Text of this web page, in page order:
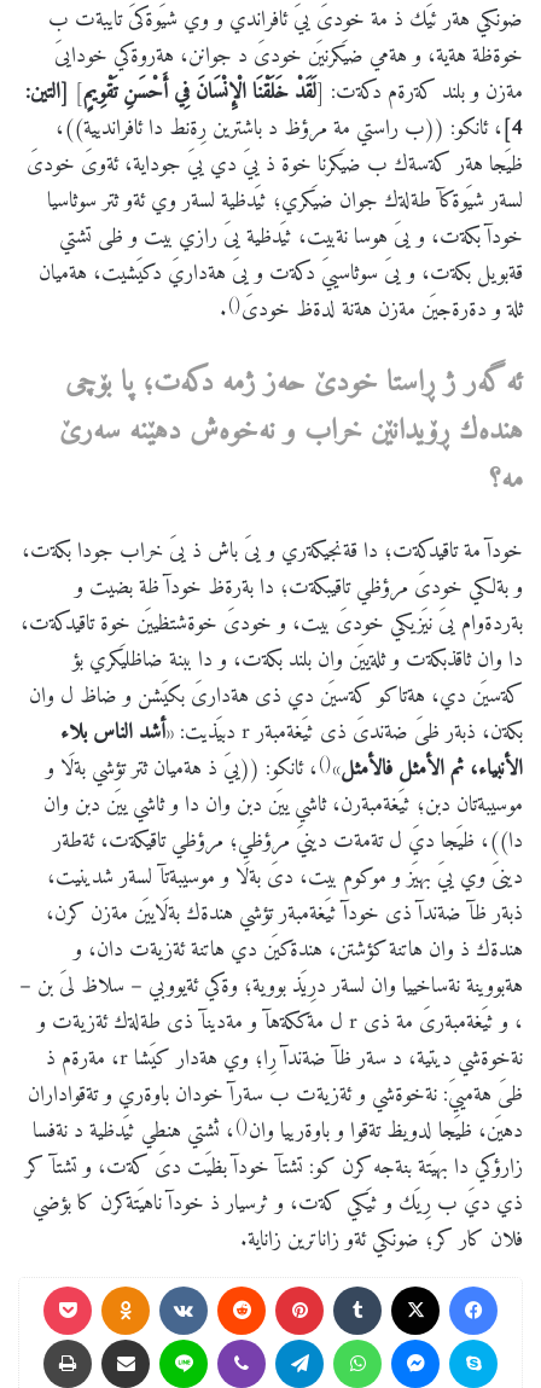
ضونكي هةر ئيَك ذ مة خودىَ ييَ ئافراندي و وي شيَوةكىَ تايبةت ب
خوةظة هةية، و هةمي ضيَكرنيَن خودىَ د جوانن، هةروةكي خودايىَ
مةزن و بلند كةرةم دكةت: [لَقَدْ خَلَقْنَا الْإِنْسَانَ فِي أَحْسَنِ تَقْوِيمٍ] [التين:
4] ، ئانكو: ((ب راستي مة مرؤظ د باشترين رِةنط دا ئافرانديية))،
ظيَجا هةر كةسةك ب ضيَكرنا خوة ذ ييَ دي ييَ جوداية، ئةوىَ خودىَ
لسةر شيَوةكآ طةلةك جوان ضيَكري؛ ثيَدظية لسةر وي ئةو ثتر سوثاسيا
خودآ بكةت، و يىَ هوسا نةبيت، ثيَدظية يىَ رازي بيت و ظى تشتي
قةبويل بكةت، و يىَ سوثاسييَ دكةت و يىَ هةداريَ دكيَشيت، هةميان
ثلة و دةرةجيَن مةزن هةنة لدةظ خودىَ()
.
ئهگهرژڕاستا خودێ حهزژمه دكهت؛ پابۆچی
هندهك ڕۆیدانێنخراب ونهخوهش دهێنه سهرێ
مه؟
خودآ مة تاقيدكةت؛ دا قةنجيكةري و يىَ باش ذ يىَ خراب جودا بكةت،
و بةلكي خودىَ مرؤظي تاقيبكةت؛ دا بةرةظ خودآ ظة بضيت و
بةردةوام يىَ نيَزيكي خودىَ بيت، و خودىَ خوةشتظييَن خوة تاقيدكةت،
دا وان ثاقذبكةت و ثلةييَن وان بلند بكةت، و دا ببنة ضاظليَكري بؤ
كةسيَن دي، هةتاكو كةسيَن دي ذى هةدارىَ بكيَشن و ضاظ ل وان
بكةن، ذبةر ظىَ ضةندىَ ذى ثيَغةمبةر r دبيَذيت: «
أشد الناس بلاء
الأنبياء، ثم الأمثل فالأمثل»
()، ئانكو: ((ييَ ذ هةميان ثتر تؤشي بةلَا و
موسيبةتان دبن؛ ثيَغةمبةرن، ثاشي ييَن دبن وان دا و ثاشي ييَن دبن وان
دا))، ظيَجا ديَ ل تةمةت دينيَ مرؤظي؛ مرؤظي تاقيكةت، ئةطةر
دينىَ وي ييَ بهيَز و موكوم بيت، دىَ بةلَا و موسيبةتآ لسةر شدينيت،
ذبةر ظآ ضةندآ ذى خودآ ثيَغةمبةر تؤشي هندةك بةلَاييَن مةزن كرن،
هندةك ذ وان هاتنة كؤشتن، هندةكيَن دي هاتنة ئةزيةت دان، و
هةبووينة نةساخييا وان لسةر درِيَذ بووية؛ وةكي ئةيووبي – سلاظ لىَ بن –
، و ثيَغةمبةرىَ مة ذى r ل مةككةهآ و مةدينآ ذى طةلةك ئةزيةت و
نةخوةشي ديتية، د سةر ظآ ضةندآ رِا؛ وي هةدار كيَشا r، مةرةم ذ
ظىَ هةمييَ: نةخوةشي و ئةزيةت ب سةرآ خودان باوةري و تةقواداران
دهيَن، ظيَجا لدويظ تةقوا و باوةرييا وان()، ثشتي هنطي ثيَدظية د نةفسا
زارؤكي دا بهيَتة بنةجه كرن كو: تشتآ خودآ بظيَت دىَ كةت، و تشتآ كر
ذي ديَ ب رِيَك و ثيَكي كةت، و ثرسيار ذ خودآ ناهيَتةكرن كا بؤضي
فلان كار كر؛ ضونكي ئةو زاناترين زاناية.
Facebook
X
Tumblr
Pinterest
Reddit
VKontakte
Odnoklassniki
Pocket